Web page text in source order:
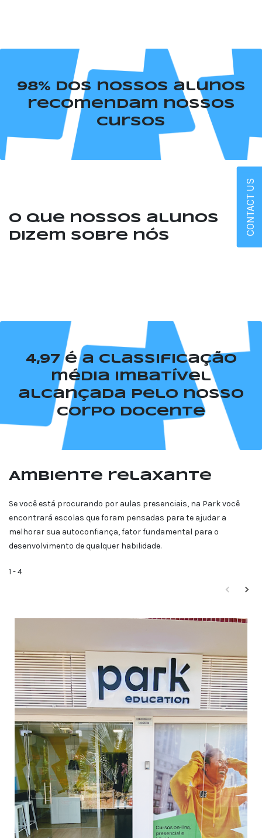
CONTACT US
98% dos nossos alunos
recomendam nossos
cursos
O que nossos alunos
dizem sobre nós
4,97 é a classificação
média imbatível
alcançada pelo nosso
corpo docente
Ambiente relaxante
Se você está procurando por aulas presenciais, na Park você
encontrará escolas que foram pensadas para te ajudar a
melhorar sua autoconfiança, fator fundamental para o
desenvolvimento de qualquer habilidade.
1 -4